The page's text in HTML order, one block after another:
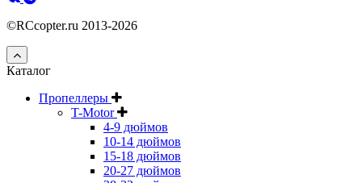
©RCcopter.ru 2013-2026
Каталог
Пропеллеры
T-Motor
4-9 дюймов
10-14 дюймов
15-18 дюймов
20-27 дюймов